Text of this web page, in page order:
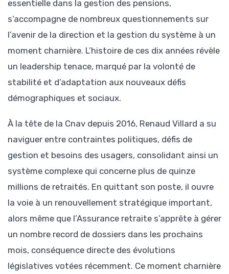
essentielle dans la gestion des pensions,
s’accompagne de nombreux questionnements sur
l’avenir de la direction et la gestion du système à un
moment charnière. L’histoire de ces dix années révèle
un leadership tenace, marqué par la volonté de
stabilité et d’adaptation aux nouveaux défis
démographiques et sociaux.
À la tête de la Cnav depuis 2016, Renaud Villard a su
naviguer entre contraintes politiques, défis de
gestion et besoins des usagers, consolidant ainsi un
système complexe qui concerne plus de quinze
millions de retraités. En quittant son poste, il ouvre
la voie à un renouvellement stratégique important,
alors même que l’Assurance retraite s’apprête à gérer
un nombre record de dossiers dans les prochains
mois, conséquence directe des évolutions
législatives votées récemment. Ce moment charnière